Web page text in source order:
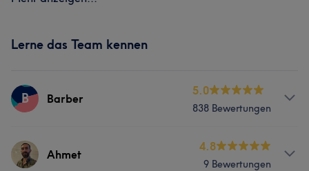
Lerne das Team kennen
B Barber
5.0
838 Bewertungen
Services
Ahmet
4.8
9 Bewertungen